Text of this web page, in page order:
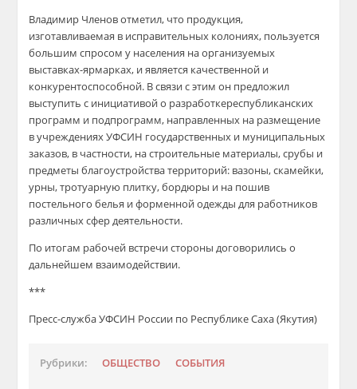
Владимир Членовотметил, что продукция,
изготавливаемая в исправительных колониях, пользуется
большим спросому населения на организуемых
выставках-ярмарках, и является качественной и
конкурентоспособной. В связи с этим он предложил
выступить с инициативой о разработкереспубликанских
программ и подпрограмм, направленных на размещение
в учреждениях УФСИН государственных и муниципальных
заказов, в частности, настроительные материалы, срубы и
предметы благоустройства территорий: вазоны, скамейки,
урны, тротуарную плитку, бордюры и на пошив
постельного белья и форменнойодежды для работников
различных сфердеятельности.
По итогам рабочей встречи стороны договорились о
дальнейшем взаимодействии.
***
Пресс-служба УФСИН России по Республике Саха (Якутия)
Рубрики: ОБЩЕСТВО СОБЫТИЯ